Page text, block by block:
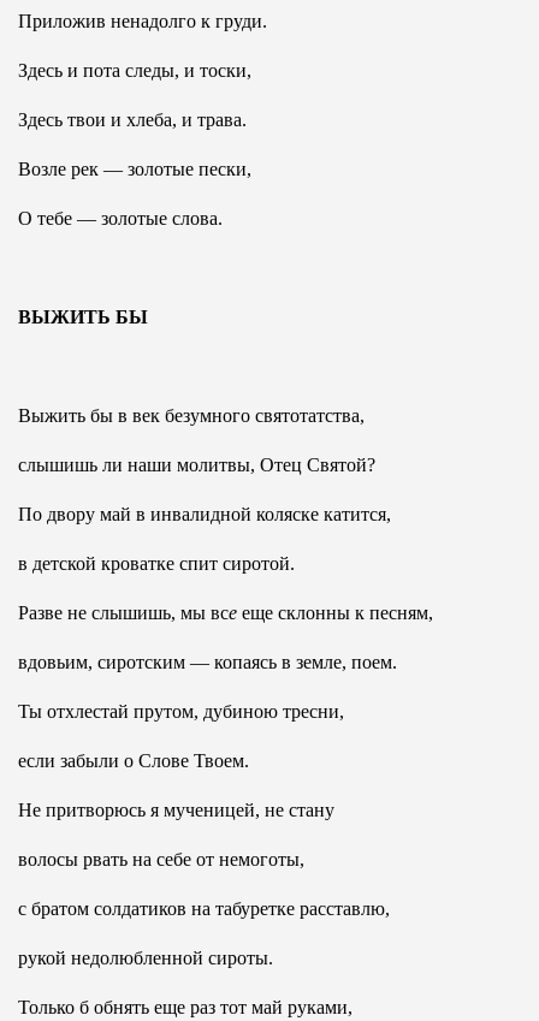
Приложив ненадолго к груди.
Здесь и пота следы, и тоски,
Здесь твои и хлеба, и трава.
Возле рек — золотые пески,
О тебе — золотые слова.
ВЫЖИТЬ БЫ
Выжить бы в век безумного святотатства,
слышишь ли наши молитвы, Отец Святой?
По двору май в инвалидной коляске катится,
в детской кроватке спит сиротой.
Разве не слышишь, мы все еще склонны к песням,
вдовьим, сиротским — копаясь в земле, поем.
Ты отхлестай прутом, дубиною тресни,
если забыли о Слове Твоем.
Не притворюсь я мученицей, не стану
волосы рвать на себе от немоготы,
с братом солдатиков на табуретке расставлю,
рукой недолюбленной сироты.
Только б обнять еще раз тот май руками,